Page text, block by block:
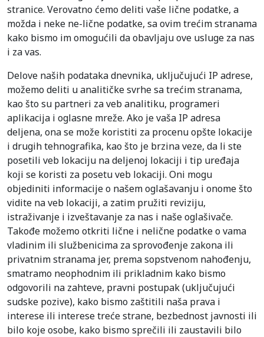
stranice. Verovatno ćemo deliti vaše lične podatke, a
možda i neke ne-lične podatke, sa ovim trećim stranama
kako bismo im omogućili da obavljaju ove usluge za nas
i za vas.
Delove naših podataka dnevnika, uključujući IP adrese,
možemo deliti u analitičke svrhe sa trećim stranama,
kao što su partneri za veb analitiku, programeri
aplikacija i oglasne mreže. Ako je vaša IP adresa
deljena, ona se može koristiti za procenu opšte lokacije
i drugih tehnografika, kao što je brzina veze, da li ste
posetili veb lokaciju na deljenoj lokaciji i tip uređaja
koji se koristi za posetu veb lokaciji. Oni mogu
objediniti informacije o našem oglašavanju i onome što
vidite na veb lokaciji, a zatim pružiti reviziju,
istraživanje i izveštavanje za nas i naše oglašivače.
Takođe možemo otkriti lične i nelične podatke o vama
vladinim ili službenicima za sprovođenje zakona ili
privatnim stranama jer, prema sopstvenom nahođenju,
smatramo neophodnim ili prikladnim kako bismo
odgovorili na zahteve, pravni postupak (uključujući
sudske pozive), kako bismo zaštitili naša prava i
interese ili interese treće strane, bezbednost javnosti ili
bilo koje osobe, kako bismo sprečili ili zaustavili bilo